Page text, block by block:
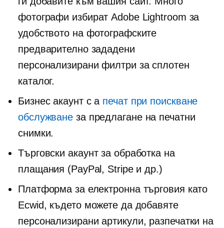
фотографи избират Adobe Lightroom за
удобството на фотографските
предварително зададени
персонализирани филтри за сплотен
каталог.
Бизнес акаунт с a печат при поискване
обслужване за предлагане на печатни
снимки.
Търговски акаунт за обработка на
плащания (PayPal, Stripe и др.)
Платформа за електронна търговия като
Ecwid, където можете да добавяте
персонализирани артикули, разпечатки на